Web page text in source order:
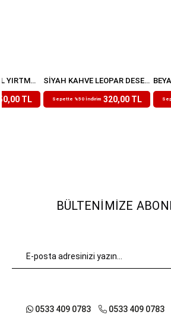
İNDIGO YÜKSEK BEL YIRTMAÇLI MODAL EŞOFMAN ALTI
TL
SIYAH KAHVE LEOPAR DESENLI BELI LASTIKLI PANTOLON
₺639,99
Sepette %50 İndirim 320,00 TL
BÜLTENIMIZE
0533 409 0783 0533 409 0783